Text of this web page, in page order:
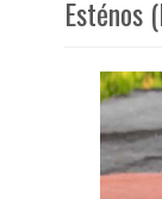
Esténos